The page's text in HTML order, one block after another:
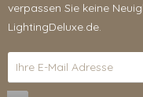
verpassen Sie keine
LightingDeluxe.de.